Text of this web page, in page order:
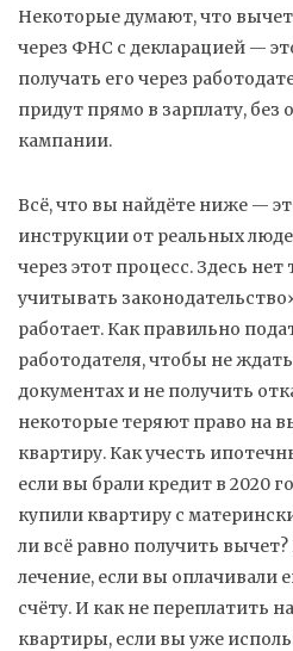
Некоторые думают, что
через ФНС с декларацией —
получать его через
придут прямо в зарплату,
кампании.
Всё, что вы найдёте ниже —
инструкции от реальных
через этот процесс. Здесь
учитывать
работает. Как правильно
работодателя, чтобы не
документах и не получить
некоторые теряют право на
квартиру. Как учесть
если вы брали кредит в 2020
купили квартиру с
ли всё равно получить
лечение, если вы оплачивали
счёту. И как не переплатить
квартиры, если вы уже